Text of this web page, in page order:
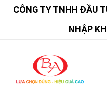
CÔNG TY TNHH ĐẦU
NHẬP